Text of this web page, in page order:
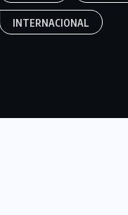
INTERNACIONAL